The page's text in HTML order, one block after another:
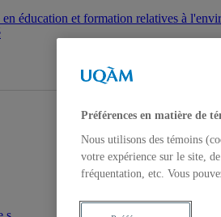
en éducation et formation relatives à
éducation et formation relatives à
Préférences en matière de
Nous utilisons des témoins
votre expérience sur le site,
fréquentation, etc. Vous